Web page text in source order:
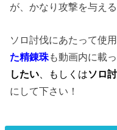
が、かなり攻撃を与え
ソロ討伐にあたって使
た精錬珠も動画内に載
したい 、もしくはソロ
にして下さい！